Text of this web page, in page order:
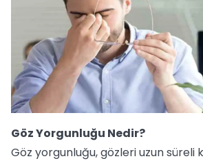
Göz Yorgunluğu Nedir?
Göz yorgunluğu, gözleri uzun süreli